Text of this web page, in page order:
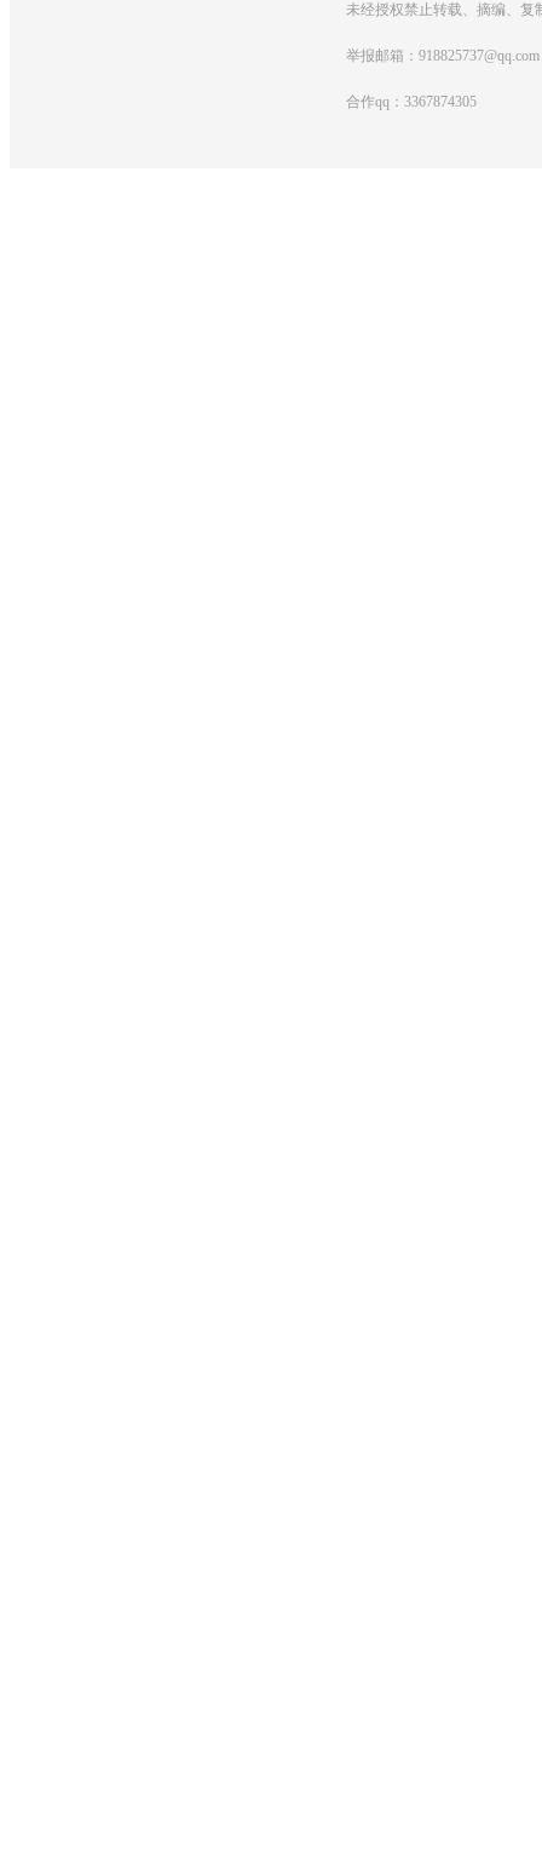
未经授权禁止转载、摘编、复
举报邮箱：918825737@qq.com
合作qq：3367874305